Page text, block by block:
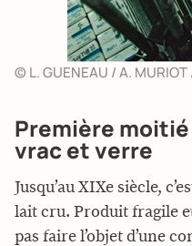
© L. GUENEAU / A.
Première moitié
vrac et verre
Jusqu’au XIXe siècle,
lait cru. Produit fragile
pas faire l’objet d’une